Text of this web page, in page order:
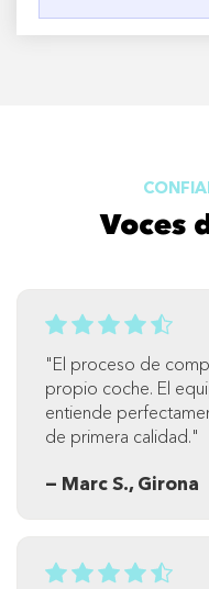
Voces
"El proceso de
propio coche. El
entiende
de primera calidad."
— Marc S., Girona